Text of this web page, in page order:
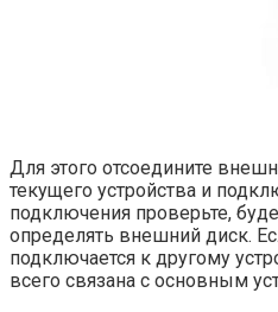
Для этого отсоедините
текущего устройства и
подключения проверьте,
определять внешний диск.
подключается к другому
всего связана с основным